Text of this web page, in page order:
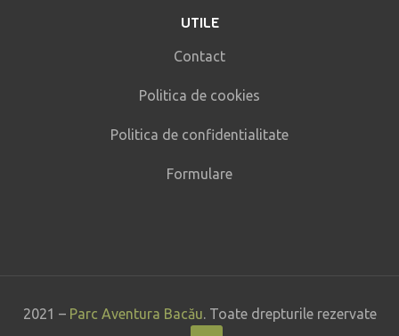
UTILE
Contact
Politica de cookies
Politica de confidentialitate
Formulare
2021 – Parc Aventura Bacău. Toate drepturile rezervate